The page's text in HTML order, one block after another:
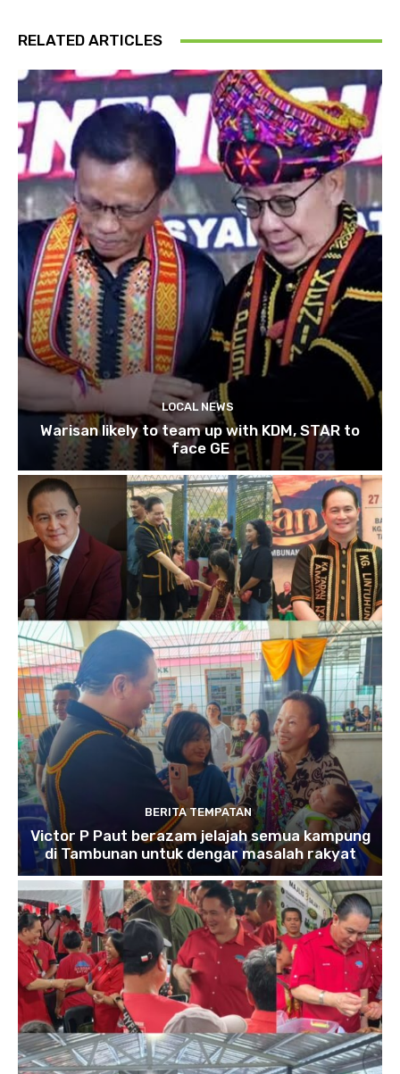
RELATED ARTICLES
LOCAL NEWS
Warisan likely to team up with KDM, STAR to
face GE
BERITA TEMPATAN
Victor P Paut berazam jelajah semua kampung
di Tambunan untuk dengar masalah rakyat